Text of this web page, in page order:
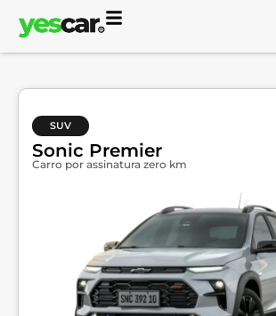
SUV
Sonic Premier
Carro por assinatura zero km